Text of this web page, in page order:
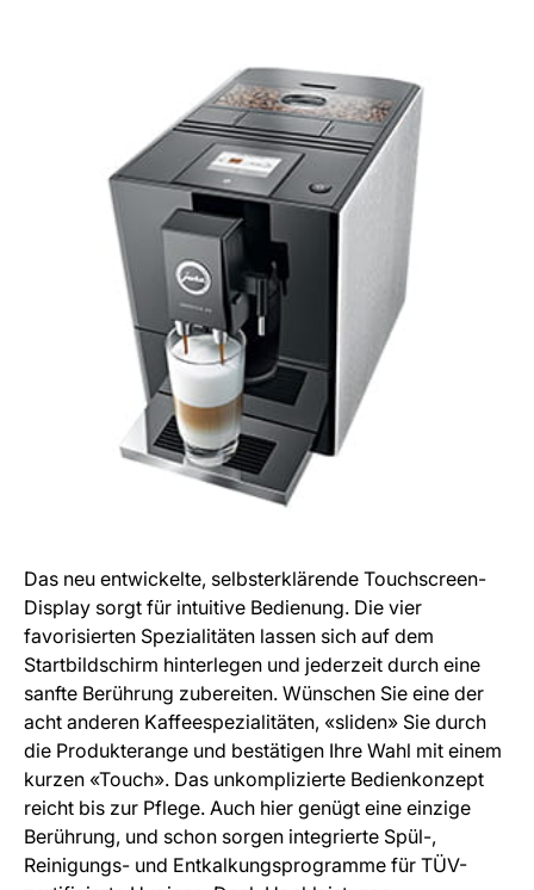
Das neu entwickelte, selbsterklärende Touchscreen-
Display sorgt für intuitive Bedienung. Die vier
favorisierten Spezialitäten lassen sich auf dem
Startbildschirm hinterlegen und jederzeit durch eine
sanfte Berührung zubereiten. Wünschen Sie eine der
acht anderen Kaffeespezialitäten, «sliden» Sie durch
die Produkterange und bestätigen Ihre Wahl mit einem
kurzen «Touch». Das unkomplizierte Bedienkonzept
reicht bis zur Pflege. Auch hier genügt eine einzige
Berührung, und schon sorgen integrierte Spül-,
Reinigungs- und Entkalkungsprogramme für TÜV-